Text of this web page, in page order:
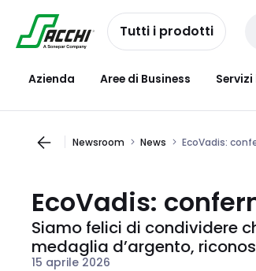
navigazione
Salta al
contenutoTutti i prodotti
Azienda Aree di Business
Newsroom News EcoVadis:
EcoVadis:
Siamo felici di condividere
medaglia d’argento,
15 aprile 2026